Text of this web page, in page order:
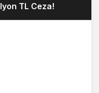
TL Ceza!